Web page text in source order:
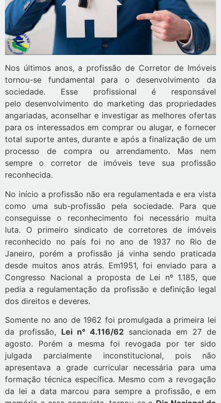
Nos últimos anos, a profissão de Corretor de Imóveis
tornou-se fundamental para o desenvolvimento da
sociedade. Esse profissional é responsável
pelo desenvolvimento do marketing das propriedades
angariadas, aconselhar e investigar as melhores ofertas
para os interessados em comprar ou alugar, e fornecer
total suporte antes, durante e após a finalização de um
processo de compra ou arrendamento. Mas nem
sempre o corretor de imóveis teve sua profissão
reconhecida.
No início a profissão não era regulamentada e era vista
como uma sub-profissão pela sociedade. Para que
conseguisse o reconhecimento foi necessário muita
luta. O primeiro sindicato de corretores de imóveis
reconhecido no país foi no ano de 1937 no Rio de
Janeiro, porém a profissão já vinha sendo praticada
desde muitos anos atrás. Em1951, foi enviado para a
Congresso Nacional a proposta de Lei nº 1.185, que
pedia a regulamentação da profissão e definição legal
dos direitos e deveres.
Somente no ano de 1962 foi promulgada a primeira lei
da profissão, Lei n° 4.116/62 sancionada em 27 de
agosto. Porém a mesma foi revogada por ter sido
julgada parcialmente inconstitucional, pois não
apresentava a grade curricular necessária para uma
formação técnica específica. Mesmo com a revogação
da lei a data marcou para sempre a profissão, e em